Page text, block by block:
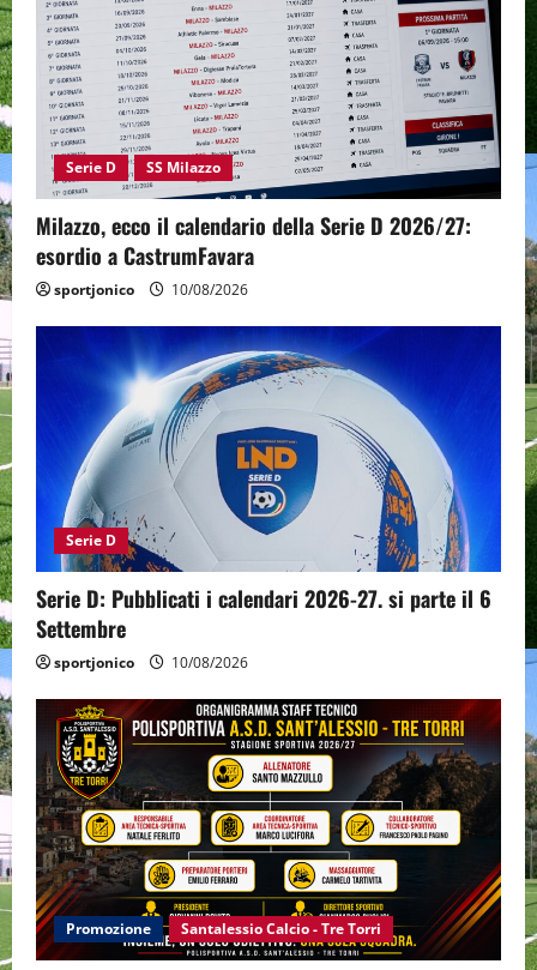
Serie D SS Milazzo
Milazzo, ecco il calendario della Serie D 2026/27:
esordio a CastrumFavara
sportjonico 10/08/2026
Serie D
Serie D: Pubblicati i calendari 2026-27. si parte il 6
Settembre
sportjonico 10/08/2026
Promozione Santalessio Calcio - Tre Torri